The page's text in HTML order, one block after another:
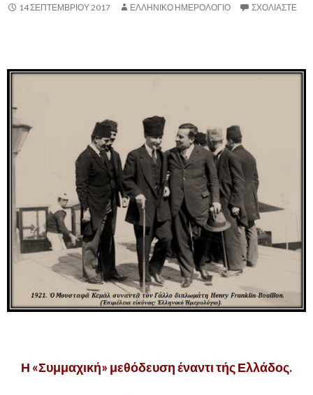
14 ΣΕΠΤΕΜΒΡΊΟΥ 2017 ΕΛΛΗΝΙΚΟ ΗΜΕΡΟΛΟΓΙΟ ΣΧΟΛΙΆΣΤΕ
Η «Συμμαχική» μεθόδευση έναντι τής Ελλάδος.